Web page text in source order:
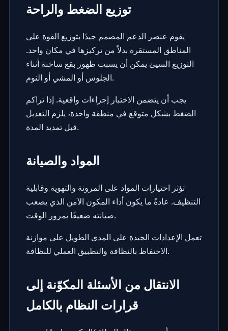
توزيع الضغط والراحة
يقوم عنصر الدعم المصمم جيدًا بتوزيع القوة على
المناطق المستقرة بدلاً من تركيزها في مكان واحد.
التوزيع السيئ يمكن أن يسبب ظهور بقع ساخنة أثناء
الجلوس أو المشي أو النوم.
يجب أن يتضمن الاختبار إجراءات واقعية. إذا تراكم
الضغط بشكل متوقع في منطقة واحدة، يلزم التعديل
قبل تمديد المدة.
المواد والصيانة
تؤثر اختيارات المواد على المرونة والتهوية وقابلية
التنظيف. عادةً ما يكون أداء المكون الآمن الذي يصعب
صيانته ضعيفًا بمرور الوقت.
تعمل الإعدادات الجيدة على المدى الطويل على موازنة
الاحتفاظ بالنظافة والتطبيق العملي للنظافة.
الانتقال من الأسئلة المكوّنة إلى
قرارات النظام بالكامل